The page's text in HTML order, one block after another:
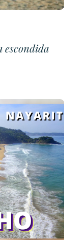
escondida